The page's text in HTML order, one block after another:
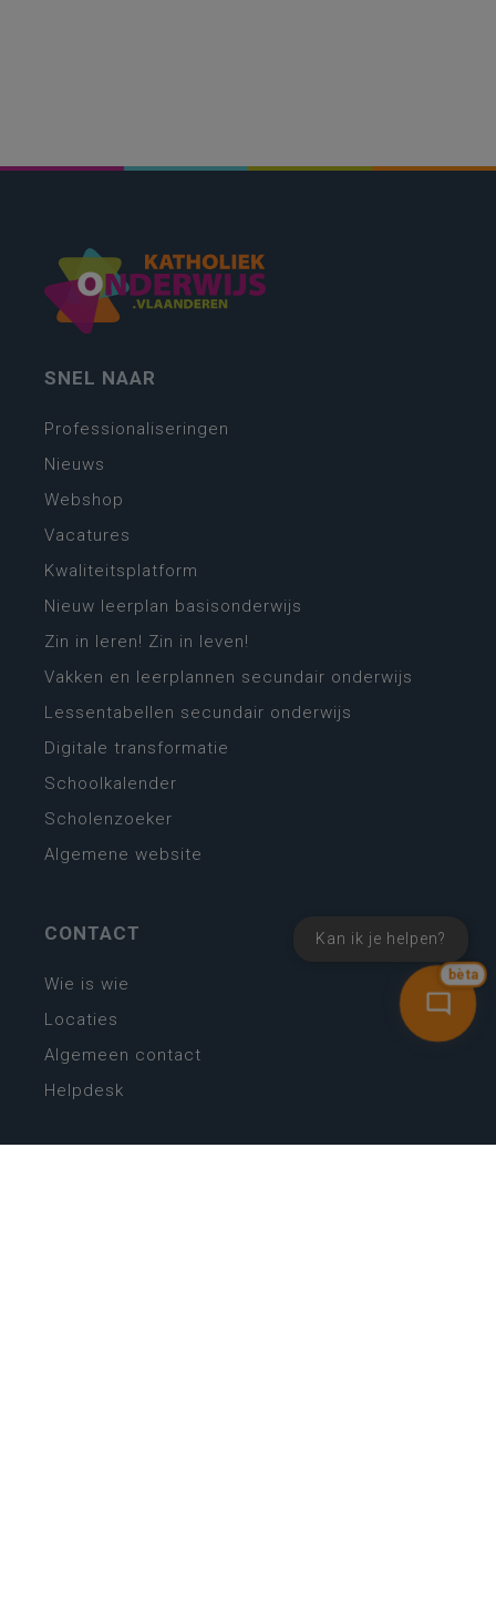
bèta
Kan ik je helpen?
SNEL NAAR
Professionaliseringen
Nieuws
Webshop
Vacatures
Kwaliteitsplatform
Nieuw leerplan basisonderwijs
Zin in leren! Zin in leven!
Vakken en leerplannen secundair onderwijs
Lessentabellen secundair onderwijs
Digitale transformatie
Schoolkalender
Scholenzoeker
Algemene website
CONTACT
Wie is wie
Locaties
Algemeen contact
Helpdesk